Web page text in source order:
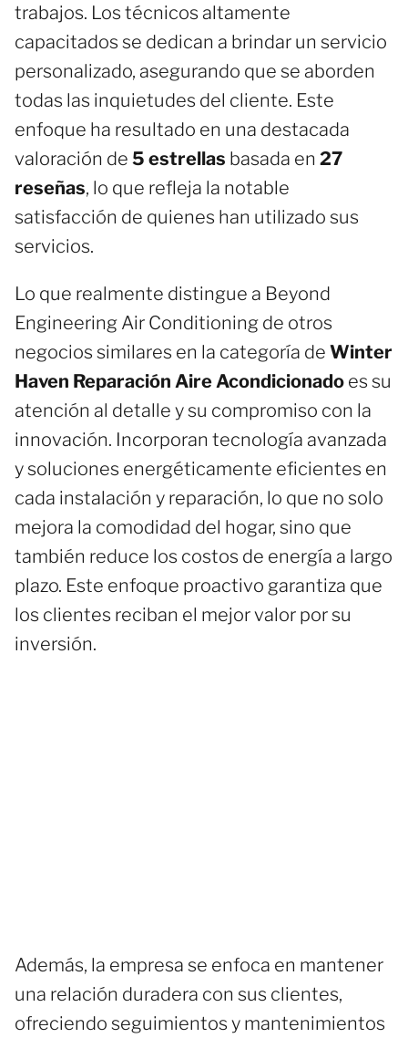
trabajos. Los técnicos altamente
capacitados se dedican a brindar un servicio
personalizado, asegurando que se aborden
todas las inquietudes del cliente. Este
enfoque ha resultado en una destacada
valoración de 5 estrellas basada en 27
reseñas, lo que refleja la notable
satisfacción de quienes han utilizado sus
servicios.
Lo que realmente distingue a Beyond
Engineering Air Conditioning de otros
negocios similares en la categoría de Winter
Haven Reparación Aire Acondicionado es su
atención al detalle y su compromiso con la
innovación. Incorporan tecnología avanzada
y soluciones energéticamente eficientes en
cada instalación y reparación, lo que no solo
mejora la comodidad del hogar, sino que
también reduce los costos de energía a largo
plazo. Este enfoque proactivo garantiza que
los clientes reciban el mejor valor por su
inversión.
Además, la empresa se enfoca en mantener
una relación duradera con sus clientes,
ofreciendo seguimientos y mantenimientos